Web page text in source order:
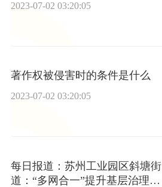
2023-07-02 03:20:05
著作权被侵害时的条件是什么
2023-07-02 03:20:05
每日报道：苏州工业园区斜塘街
道：“多网合一”提升基层治理能